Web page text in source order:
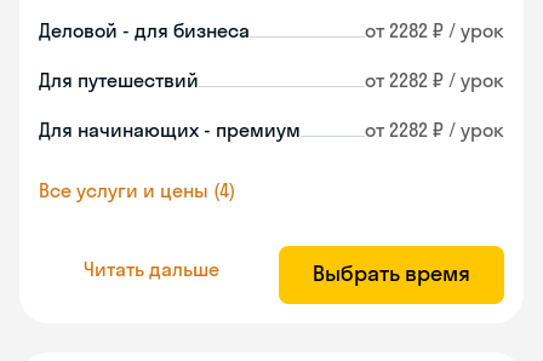
Деловой - для бизнеса от 2282 ₽ / урок
Для путешествий от 2282 ₽ / урок
Для начинающих - премиум от 2282 ₽ / урок
Все услуги и цены (4)
Читать дальше Выбрать время